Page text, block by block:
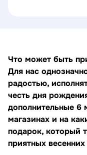
Что может быть
Для нас
радостью,
честь дня
дополнительные 6
магазинах и на
подарок, который
приятных